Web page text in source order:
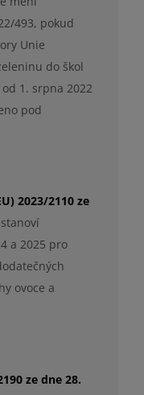
493, pokud
Unie
do škol
1. srpna 2022
pod
2023/2110 ze
a 2025 pro
ovoce a
ze dne 28.